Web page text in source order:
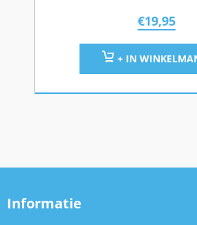
€19,95
+ IN
Informatie